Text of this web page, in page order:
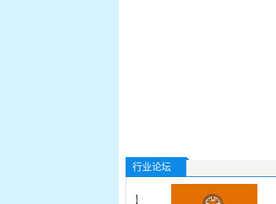
行业论坛